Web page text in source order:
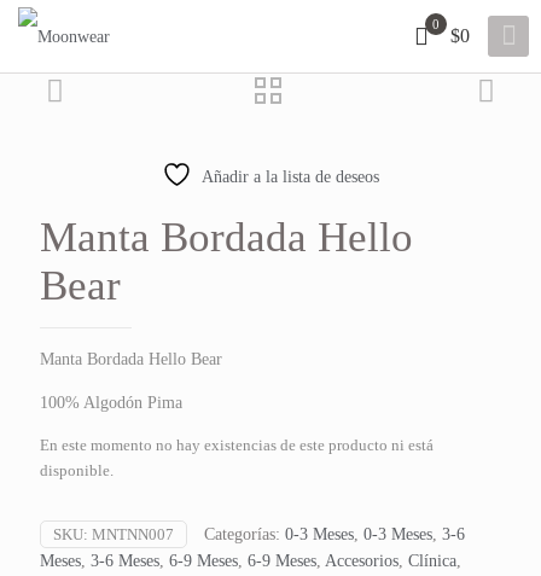
0
$0
Añadir a la lista de deseos
Manta Bordada Hello
Bear
Manta Bordada Hello Bear
100% Algodón Pima
En este momento no hay existencias de este producto ni está
disponible.
SKU: MNTNN007 Categorías: 0-3 Meses, 0-3 Meses, 3-6
Meses, 3-6 Meses, 6-9 Meses, 6-9 Meses, Accesorios, Clínica,